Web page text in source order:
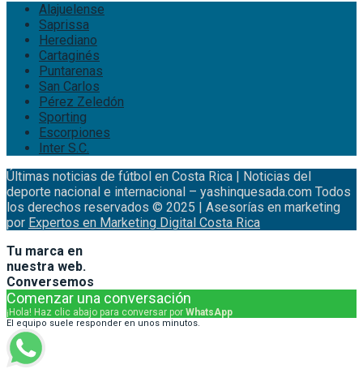
Alajuelense
Saprissa
Herediano
Cartaginés
Puntarenas
San Carlos
Pérez Zeledón
Sporting
Escorpiones
Inter S.C.
Últimas noticias de fútbol en Costa Rica | Noticias del
deporte nacional e internacional – yashinquesada.com Todos
los derechos reservados © 2025 | Asesorías en marketing
por Expertos en Marketing Digital Costa Rica
Tu marca en
nuestra web.
Conversemos
Comenzar una conversación
¡Hola! Haz clic abajo para conversar por WhatsApp
El equipo suele responder en unos minutos.